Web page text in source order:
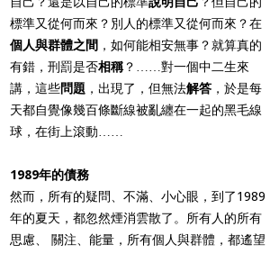
標準又從何而來？別人的標準又從何而來？在
個人與群體之間 ，如何能相安無事？就算真的
有錯，刑罰是否相稱？……對一個中二生來
講，這些問題 ，出現了，但無法解答 ，於是每
天都自覺像幾百條斷線被亂纏在一起的黑毛線
球，在街上滾動……
1989年的債務
然而，所有的疑問、不滿、小心眼，到了1989
年的夏天，都忽然煙消雲散了。所有人的所有
思慮、 關注、能量，所有個人與群體，都遙望